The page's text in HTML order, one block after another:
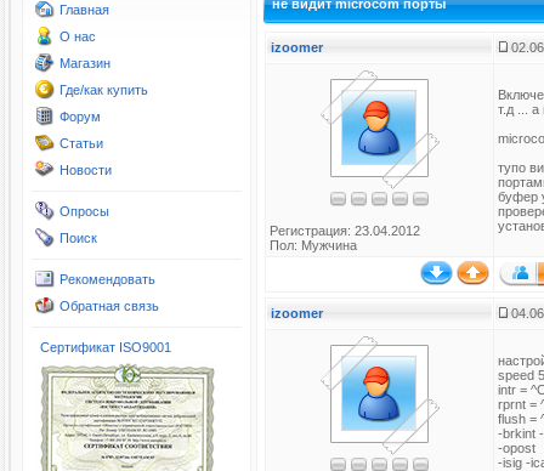
Главная
О нас
Магазин
Где/как купить
Форум
Статьи
Новости
Опросы
Поиск
Рекомендовать
Обратная связь
Сертификат ISO9001
не видит microcom порты
izoomer
Регистрация: 23.04.2012
Пол: Мужчина
т.д ... а
тупо
буфер
izoomer
speed
intr =
rprnt =
flush =
-brkint
-opost
-isig -